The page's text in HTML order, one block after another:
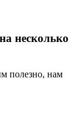
несколько
полезно, нам